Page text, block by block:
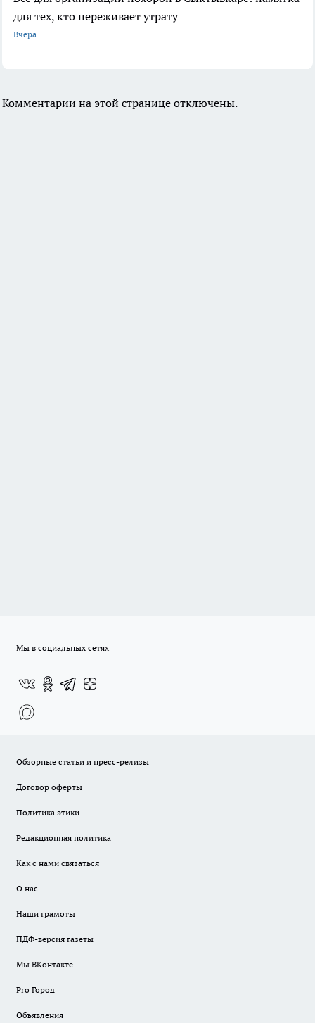
для тех, кто переживает утрату
Вчера
Комментарии на этой странице отключены.
Мы в социальных сетях
Обзорные статьи и пресс-релизы
Договор оферты
Политика этики
Редакционная политика
Как с нами связаться
О нас
Наши грамоты
ПДФ-версия газеты
Мы ВКонтакте
Pro Город
Объявления